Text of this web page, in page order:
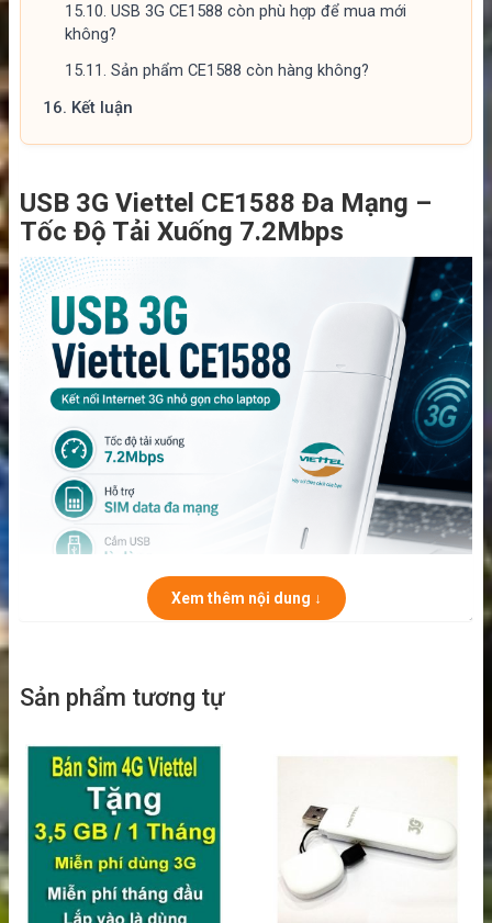
15.10. USB 3G CE1588 còn phù hợp để mua mới
không?
15.11. Sản phẩm CE1588 còn hàng không?
16. Kết luận
USB 3G Viettel CE1588 Đa Mạng –
Tốc Độ Tải Xuống 7.2Mbps
cho máy tính để bàn và laptop có cổng USB. Với thiết kế nhỏ gọn,
cách sử dụng đơn giản và khả năng hoạt động với SIM data tương
thích, sản phẩm từng là lựa chọn phổ biến cho người cần truy cập
mạng tại những nơi không có WiFi hoặc đường truyền Internet cố
định.
Người dùng chỉ cần lắp SIM vào thiết bị, kết nối USB với máy tính
và cài đặt phần mềm quản lý phù hợp. Sau khi nhận SIM và sóng
di động, CE1588 có thể giúp máy tính truy cập Internet thông qua
Xem thêm nội dung ↓
Sản phẩm tương tự